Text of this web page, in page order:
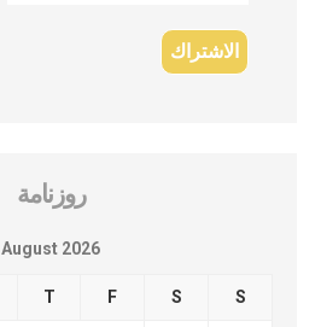
روزنامة
August 2026
T F S S